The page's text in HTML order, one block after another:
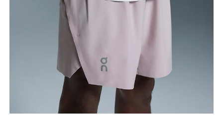
Girovita
dove il corpo si piega lateralmente).